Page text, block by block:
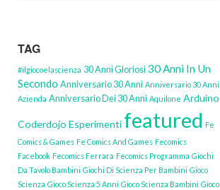
TAG
#ilgiocoelascienza 30 Anni Gloriosi30 Anni In Un
Secondo Anniversario 30 Anni Anniversario 30 Anni
Azienda Anniversario Dei 30 Anni Aquilone Arduino
Coderdojo Esperimenti featured Fe
Comics & Games Fe Comics And Games Fecomics
Facebook Fecomics Ferrara Fecomics Programma Giochi
Da Tavolo Bambini Giochi Di Scienza Per Bambini Gioco
Scienza Gioco Scienza 5 Anni Gioco Scienza Bambini Gioco